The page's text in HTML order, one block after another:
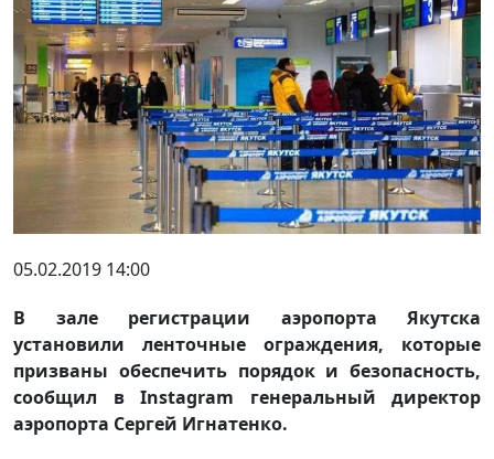
05.02.2019 14:00
В зале регистрации аэропорта Якутска
установили ленточные ограждения, которые
призваны обеспечить порядок и безопасность,
сообщил в Instagram генеральный директор
аэропорта Сергей Игнатенко.